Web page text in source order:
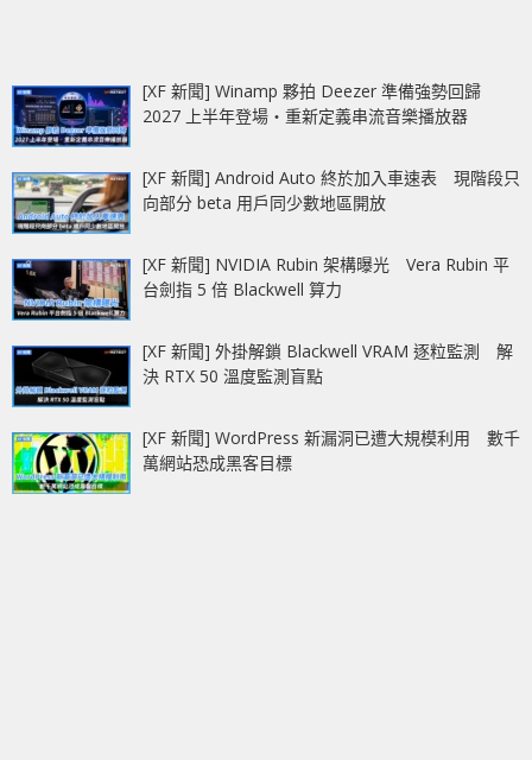
[XF 新聞] Winamp 夥拍 Deezer 準備強勢回歸
2027 上半年登場‧重新定義串流音樂播放器
[XF 新聞] Android Auto 終於加入車速表 現階段只
向部分 beta 用戶同少數地區開放
[XF 新聞] NVIDIA Rubin 架構曝光 Vera Rubin 平
台劍指 5 倍 Blackwell 算力
[XF 新聞] 外掛解鎖 Blackwell VRAM 逐粒監測 解
決 RTX 50 溫度監測盲點
[XF 新聞] WordPress 新漏洞已遭大規模利用 數千
萬網站恐成黑客目標